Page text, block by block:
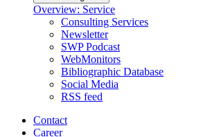
Overview: Service
Consulting Services
Newsletter
SWP Podcast
WebMonitors
Bibliographic Database
Social Media
RSS feed
Contact
Career